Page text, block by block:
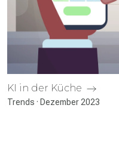
KI in der Küche
Trends · Dezember 2023